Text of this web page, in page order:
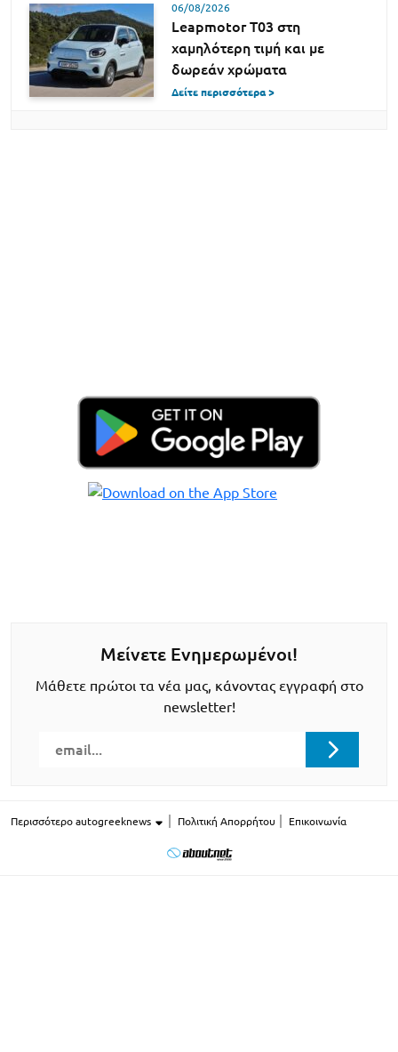
06/08/2026
Leapmotor T03 στη
χαμηλότερη τιμή και με
δωρεάν χρώματα
Δείτε περισσότερα >
Μείνετε Ενημερωμένοι!
Μάθετε πρώτοι τα νέα μας, κάνοντας εγγραφή στο
newsletter!
Περισσότερο autogreeknews Πολιτική Απορρήτου Επικοινωνία